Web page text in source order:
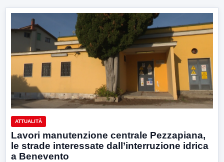
ATTUALITÀ
Lavori manutenzione centrale Pezzapiana,
le strade interessate dall’interruzione idrica
a Benevento